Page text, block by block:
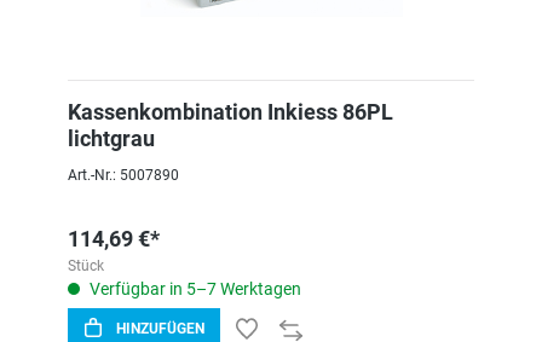
Kassenkombination Inkiess 86PL
lichtgrau
Art.-Nr.: 5007890
114,69 €*
Stück
Verfügbar in 5–7 Werktagen
HINZUFÜGEN